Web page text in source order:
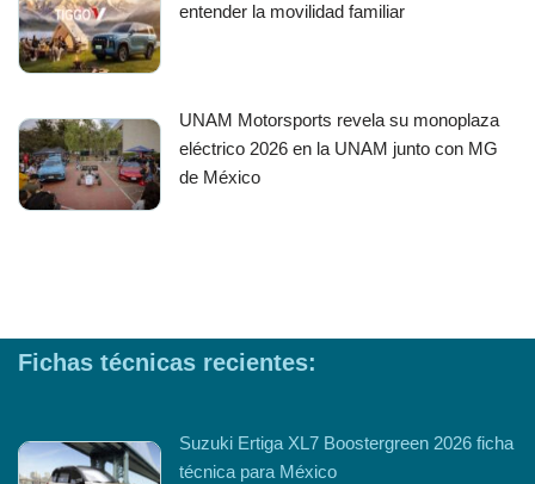
entender la movilidad familiar
UNAM Motorsports revela su monoplaza
eléctrico 2026 en la UNAM junto con MG
de México
Fichas técnicas recientes:
Suzuki Ertiga XL7 Boostergreen 2026 ficha
técnica para México